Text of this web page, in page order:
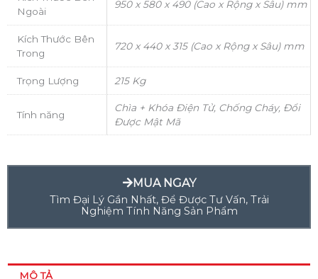
Ngoài
950 x 580 x 490 (Cao x Rộng x Sâu) mm
Kích Thước Bên
Trong
720 x 440 x 315 (Cao x Rộng x Sâu) mm
Trọng Lượng 215 Kg
Tính năng
Chìa + Khóa Điện Tử, Chống Cháy, Đổi
Được Mật Mã
MUA NGAY
Tìm Đại Lý Gần Nhất, Để Được Tư Vấn, Trải
Nghiệm Tính Năng Sản Phẩm
MÔ TẢ